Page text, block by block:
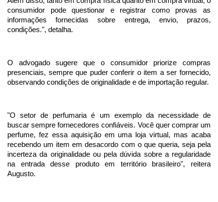
consumidor pode questionar e registrar como provas as
informações fornecidas sobre entrega, envio, prazos,
condições.", detalha.
O advogado sugere que o consumidor priorize compras
presenciais, sempre que puder conferir o item a ser fornecido,
observando condições de originalidade e de importação regular.
"O setor de perfumaria é um exemplo da necessidade de
buscar sempre fornecedores confiáveis. Você quer comprar um
perfume, fez essa aquisição em uma loja virtual, mas acaba
recebendo um item em desacordo com o que queria, seja pela
incerteza da originalidade ou pela dúvida sobre a regularidade
na entrada desse produto em território brasileiro", reitera
Augusto.